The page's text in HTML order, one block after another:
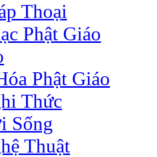
Thoại
Phật Giáo
Phật Giáo
Thức
Sống
Thuật